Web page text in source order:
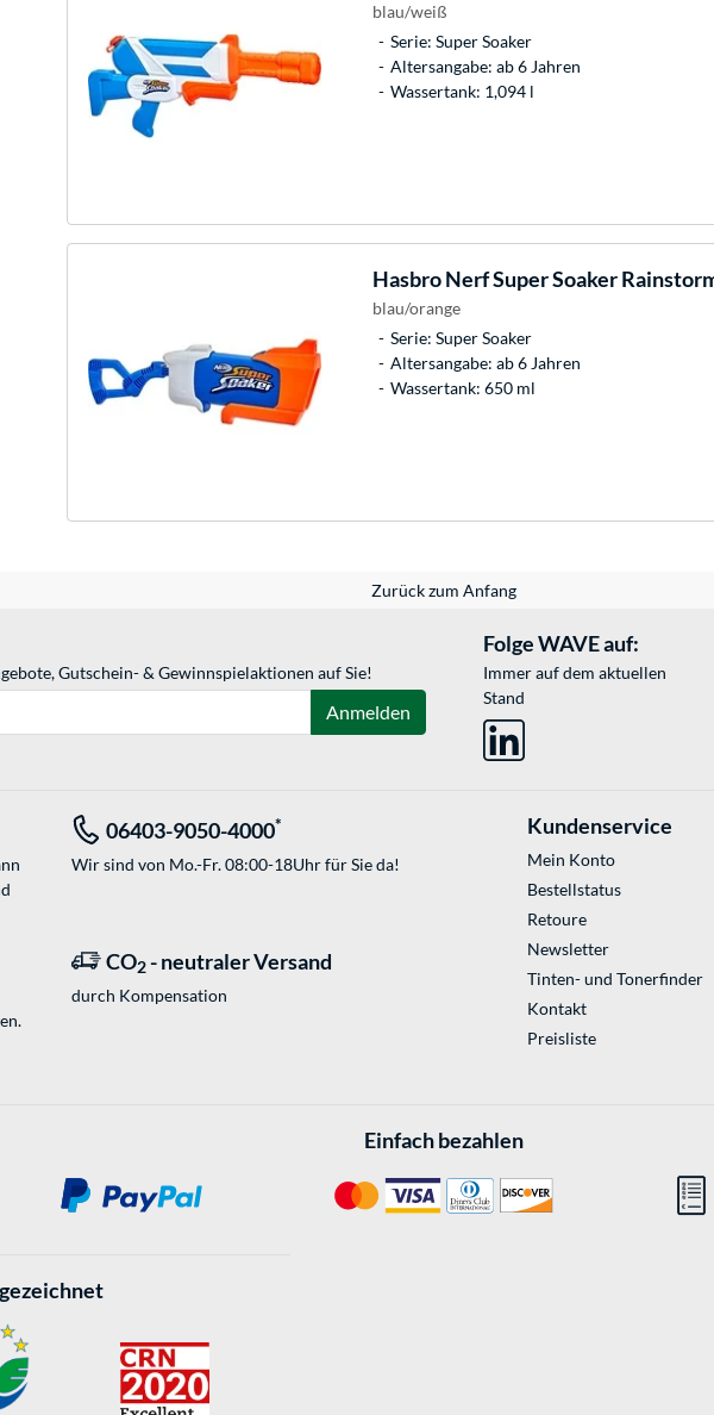
blau/weiß
Serie: Super Soaker
Altersangabe: ab 6 Jahren
Wassertank: 1,094 l
HasbroNerf Super Soaker
blau/orange
Serie: Super Soaker
Altersangabe: ab 6 Jahren
Wassertank: 650 ml
Zurück zum Anfang
Gutschein- & Gewinnspielaktionen auf Sie!
Anmelden
Folge WAVE auf:
Immer auf dem aktuellen
Stand
06403-9050-4000*
Wir sind von Mo.-Fr. 08:00-18Uhr für Sie da!
CO2 - neutraler Versand
durch Kompensation
Kundenservice
Mein Konto
Bestellstatus
Retoure
Newsletter
Tinten- und Tonerfinder
Kontakt
Preisliste
Einfach bezahlen